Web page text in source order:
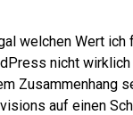
welchen Wert
nicht
Zusammenhang
auf einen